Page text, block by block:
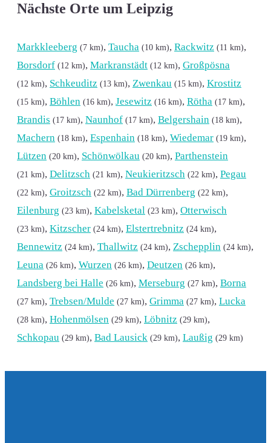
Nächste Orte um Leipzig
Markkleeberg (7 km), Taucha (10 km), Rackwitz (11 km),
Borsdorf (12 km), Markranstädt (12 km), Großpösna
(12 km), Schkeuditz (13 km), Zwenkau (15 km), Krostitz
(15 km), Böhlen (16 km), Jesewitz (16 km), Rötha (17 km),
Brandis (17 km), Naunhof (17 km), Belgershain (18 km),
Machern (18 km), Espenhain (18 km), Wiedemar (19 km),
Lützen (20 km), Schönwölkau (20 km), Parthenstein
(21 km), Delitzsch (21 km), Neukieritzsch (22 km), Pegau
(22 km), Groitzsch (22 km), Bad Dürrenberg (22 km),
Eilenburg (23 km), Kabelsketal (23 km), Otterwisch
(23 km), Kitzscher (24 km), Elstertrebnitz (24 km),
Bennewitz (24 km), Thallwitz (24 km), Zschepplin (24 km),
Leuna (26 km), Wurzen (26 km), Deutzen (26 km),
Landsberg bei Halle (26 km), Merseburg (27 km), Borna
(27 km), Trebsen/Mulde (27 km), Grimma (27 km), Lucka
(28 km), Hohenmölsen (29 km), Löbnitz (29 km),
Schkopau (29 km), Bad Lausick (29 km), Laußig (29 km)